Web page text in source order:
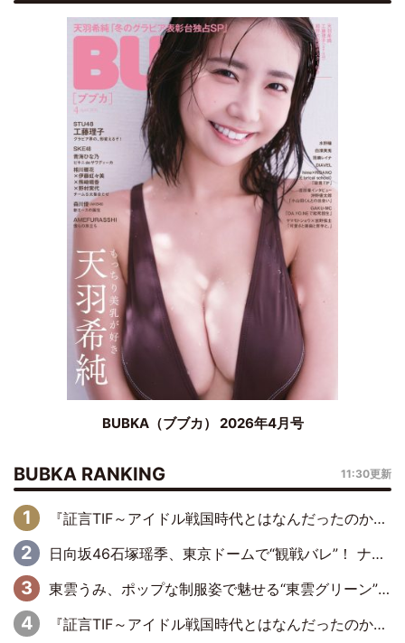
BUBKA（ブブカ） 2026年4月号
BUBKA RANKING 11:30更新
『証言TIF～アイドル戦国時代とはなんだったのか～』第6回：でんぱ組.inc・古川未鈴×相沢梨紗「『ハロプロやりたかったな』って言ったら、夢眠ねむさんに『てめえはでんぱ組．incなんだよ！』って肩パンされて(笑)」
日向坂46石塚瑶季、東京ドームで“観戦バレ”！ ナイツ・塙も認めた「巨人に詳しすぎるアイドル」は元VENUSスクール生で杉内コーチ推し⁉
東雲うみ、ポップな制服姿で魅せる“東雲グリーン”の正体
『証言TIF～アイドル戦国時代とはなんだったのか～』第8回：Negicco・Nao☆×Megu×Kaede「東京からオファーが来たのと、梨の皮剥きとどっちが大事なんだって」